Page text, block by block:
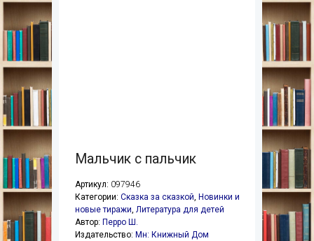
Мальчик с пальчик
Артикул: 097946
Категории: Сказка за сказкой, Новинки и
новые тиражи, Литература для детей
Автор: Перро Ш.
Издательство: Мн: Книжный Дом